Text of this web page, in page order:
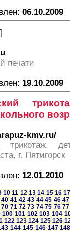
06.10.2009
]
печати
19.10.2009
kmv.ru/
трикотаж,
г. Пятигорск
12.01.2010
10 11 12 13 14 15 16
40 41 42 43 44 45 46 47
70 71 72 73 74 75 76 77
100 101 102 103 104
122 123 124 125 126
144 145 146 147